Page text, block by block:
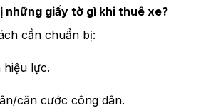
những giấy tờ gì khi thuê xe?
cần chuẩn bị:
hiệu lực.
căn cước công dân.